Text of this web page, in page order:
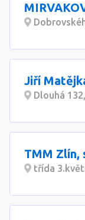
Jiří
Dlouhá
TMM Zlín,
třída